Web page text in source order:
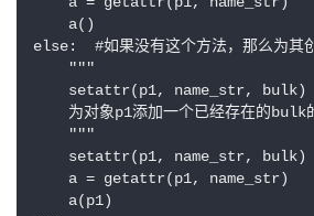
    a()
else:  #如果没有这个方法，那么为其
    """
    setattr(p1, name_str, bulk)
为对象p1添加一个已经存在的bulk
    """
    setattr(p1, name_str, bulk)
    a = getattr(p1, name_str)
    a(p1)